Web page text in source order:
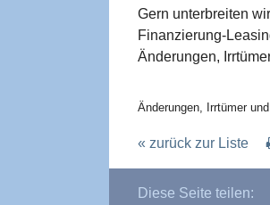
Gern unterbreiten
Finanzierung-
Änderungen,
Änderungen, Irrtümer
« zurück zur Liste
Diese Seite teilen: